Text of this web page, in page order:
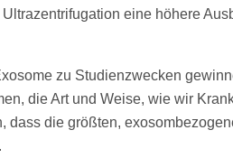
eine höhere
zu Studienzwecken
die Art und Weise, wie wir
dass die größten,